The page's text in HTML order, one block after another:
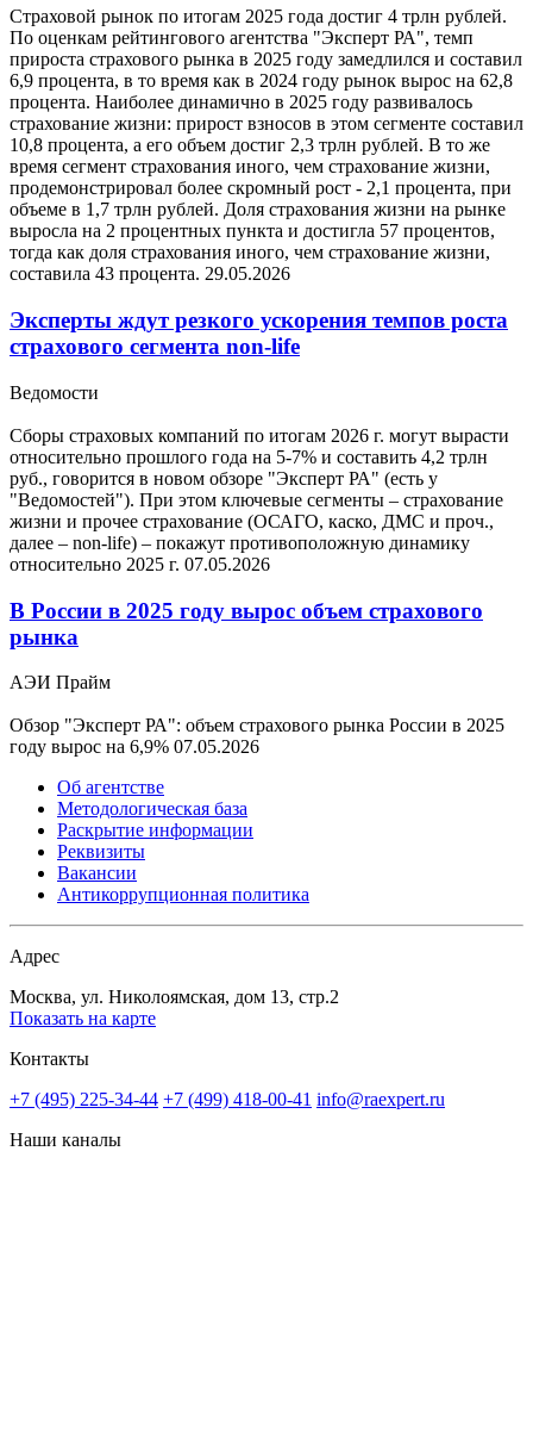
Страховой рынок по итогам 2025 года достиг 4 трлн рублей.
По оценкам рейтингового агентства "Эксперт РА", темп
прироста страхового рынка в 2025 году замедлился и составил
6,9 процента, в то время как в 2024 году рынок вырос на 62,8
процента. Наиболее динамично в 2025 году развивалось
страхование жизни: прирост взносов в этом сегменте составил
10,8 процента, а его объем достиг 2,3 трлн рублей. В то же
время сегмент страхования иного, чем страхование жизни,
продемонстрировал более скромный рост - 2,1 процента, при
объеме в 1,7 трлн рублей. Доля страхования жизни на рынке
выросла на 2 процентных пункта и достигла 57 процентов,
тогда как доля страхования иного, чем страхование жизни,
составила 43 процента. 29.05.2026
Эксперты ждут резкого ускорения темпов роста
страхового сегмента non-life
Ведомости
Сборы страховых компаний по итогам 2026 г. могут вырасти
относительно прошлого года на 5-7% и составить 4,2 трлн
руб., говорится в новом обзоре "Эксперт РА" (есть у
"Ведомостей"). При этом ключевые сегменты – страхование
жизни и прочее страхование (ОСАГО, каско, ДМС и проч.,
далее – non-life) – покажут противоположную динамику
относительно 2025 г. 07.05.2026
В России в 2025 году вырос объем страхового
рынка
АЭИ Прайм
Обзор "Эксперт РА": объем страхового рынка России в 2025
году вырос на 6,9% 07.05.2026
Об агентстве
Методологическая база
Раскрытие информации
Реквизиты
Вакансии
Антикоррупционная политика
Адрес
Москва, ул. Николоямская, дом 13, стр.2
Показать на карте
Контакты
+7 (495) 225-34-44 +7 (499) 418-00-41 info@raexpert.ru
Наши каналы